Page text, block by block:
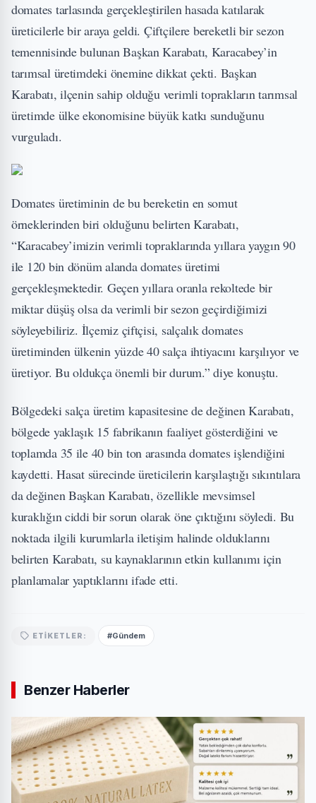
domates tarlasında gerçekleştirilen hasada katılarak
üreticilerle bir araya geldi. Çiftçilere bereketli bir sezon
temennisinde bulunan Başkan Karabatı, Karacabey’in
tarımsal üretimdeki önemine dikkat çekti. Başkan
Karabatı, ilçenin sahip olduğu verimli toprakların tarımsal
üretimde ülke ekonomisine büyük katkı sunduğunu
vurguladı.
Domates üretiminin de bu bereketin en somut
örneklerinden biri olduğunu belirten Karabatı,
“Karacabey’imizin verimli topraklarında yıllara yaygın 90
ile 120 bin dönüm alanda domates üretimi
gerçekleşmektedir. Geçen yıllara oranla rekoltede bir
miktar düşüş olsa da verimli bir sezon geçirdiğimizi
söyleyebiliriz. İlçemiz çiftçisi, salçalık domates
üretiminden ülkenin yüzde 40 salça ihtiyacını karşılıyor ve
üretiyor. Bu oldukça önemli bir durum.” diye konuştu.
Bölgedeki salça üretim kapasitesine de değinen Karabatı,
bölgede yaklaşık 15 fabrikanın faaliyet gösterdiğini ve
toplamda 35 ile 40 bin ton arasında domates işlendiğini
kaydetti. Hasat sürecinde üreticilerin karşılaştığı sıkıntılara
da değinen Başkan Karabatı, özellikle mevsimsel
kuraklığın ciddi bir sorun olarak öne çıktığını söyledi. Bu
noktada ilgili kurumlarla iletişim halinde olduklarını
belirten Karabatı, su kaynaklarının etkin kullanımı için
planlamalar yaptıklarını ifade etti.
ETIKETLER: #Gündem
Benzer Haberler